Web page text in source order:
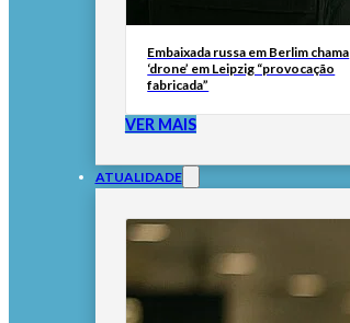
Embaixada russa em Berlim chama
‘drone’ em Leipzig “provocação
fabricada”
VER MAIS
ATUALIDADE